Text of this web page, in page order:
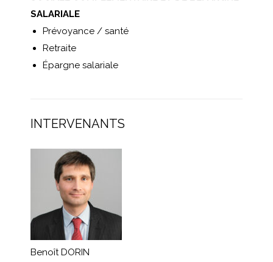
SALARIALE
Prévoyance / santé
Retraite
Épargne salariale
INTERVENANTS
Benoît DORIN